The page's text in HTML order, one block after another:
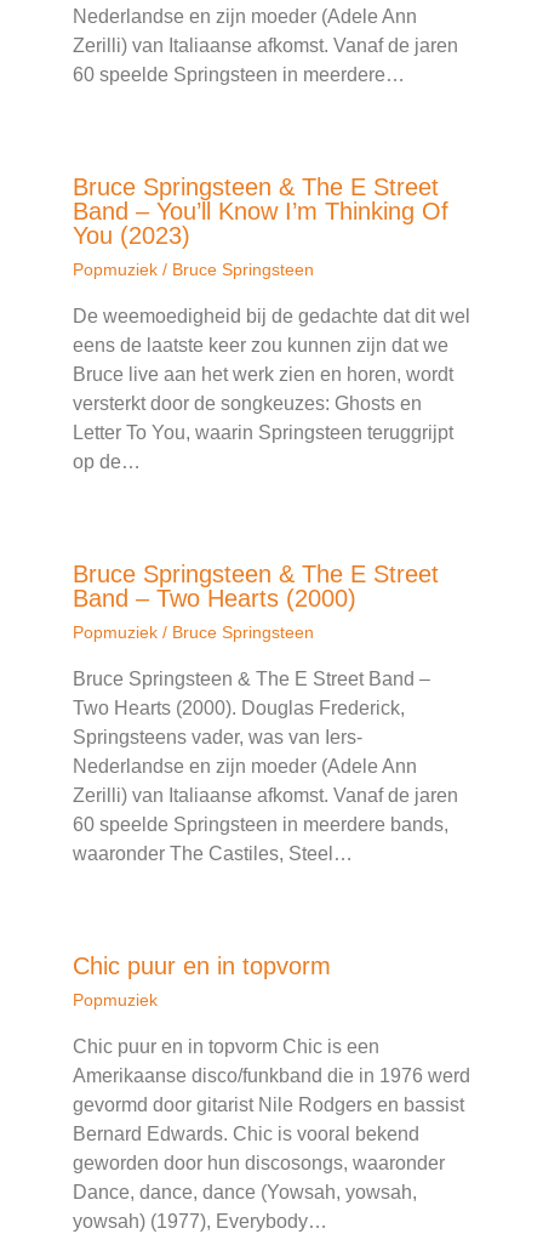
Nederlandse en zijn moeder (Adele Ann
Zerilli) van Italiaanse afkomst. Vanaf de jaren
60 speelde Springsteen in meerdere…
Bruce Springsteen & The E Street
Band – You’ll Know I’m Thinking Of
You (2023)
Popmuziek / Bruce Springsteen
De weemoedigheid bij de gedachte dat dit wel
eens de laatste keer zou kunnen zijn dat we
Bruce live aan het werk zien en horen, wordt
versterkt door de songkeuzes: Ghosts en
Letter To You, waarin Springsteen teruggrijpt
op de…
Bruce Springsteen & The E Street
Band – Two Hearts (2000)
Popmuziek / Bruce Springsteen
Bruce Springsteen & The E Street Band –
Two Hearts (2000). Douglas Frederick,
Springsteens vader, was van Iers-
Nederlandse en zijn moeder (Adele Ann
Zerilli) van Italiaanse afkomst. Vanaf de jaren
60 speelde Springsteen in meerdere bands,
waaronder The Castiles, Steel…
Chic puur en in topvorm
Popmuziek
Chic puur en in topvorm Chic is een
Amerikaanse disco/funkband die in 1976 werd
gevormd door gitarist Nile Rodgers en bassist
Bernard Edwards. Chic is vooral bekend
geworden door hun discosongs, waaronder
Dance, dance, dance (Yowsah, yowsah,
yowsah) (1977), Everybody…